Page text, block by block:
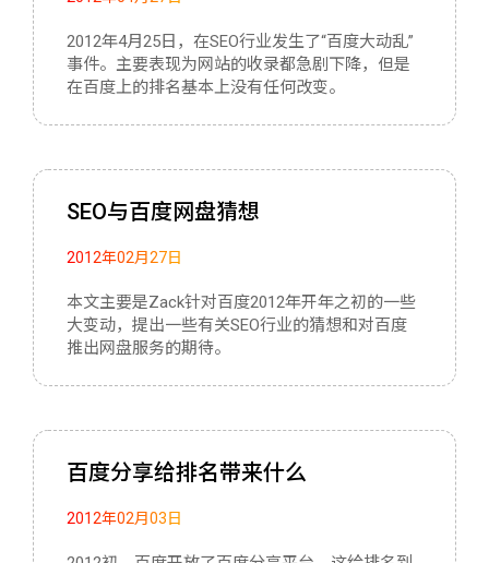
2012年4月25日，在SEO行业发生了“百度大动乱”
事件。主要表现为网站的收录都急剧下降，但是
在百度上的排名基本上没有任何改变。
SEO与百度网盘猜想
2012年02月27日
本文主要是Zack针对百度2012年开年之初的一些
大变动，提出一些有关SEO行业的猜想和对百度
推出网盘服务的期待。
百度分享给排名带来什么
2012年02月03日